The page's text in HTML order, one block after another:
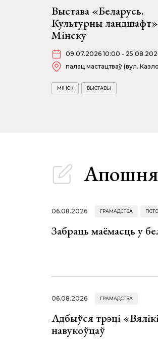
Выстава «Беларусь.
Культурны
Мінску
09.07.2026 10:00 -
палац мастацтваў (вул.
МІНСК ВЫСТАВЫ
06.08.2026 ГРАМАДСТВА
Забраць маёмасць у
06.08.2026 ГРАМАДСТВА
Адбыўся трэці
навукоўцаў